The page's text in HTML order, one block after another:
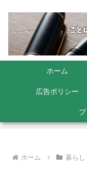
ホーム
広告ポリシー
ホーム 暮らし